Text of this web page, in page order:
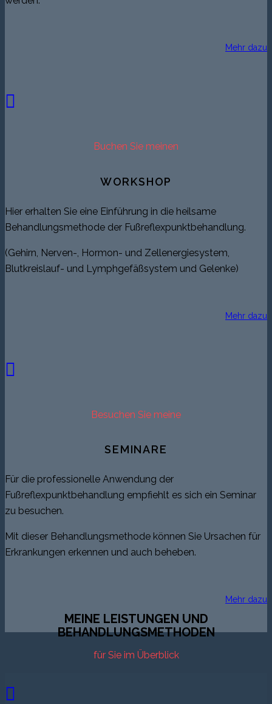
Mehr dazu
Buchen Sie meinen
WORKSHOP
Hier erhalten Sie eine Einführung in die heilsame
Behandlungsmethode der Fußreflexpunktbehandlung.
(Gehirn, Nerven-, Hormon- und Zellenergiesystem,
Blutkreislauf- und Lymphgefäßsystem und Gelenke)
Mehr dazu
Besuchen Sie meine
SEMINARE
Für die professionelle Anwendung der
Fußreflexpunktbehandlung empfiehlt es sich ein Seminar
zu besuchen.
Mit dieser Behandlungsmethode können Sie Ursachen für
Erkrankungen erkennen und auch beheben.
Mehr dazu
MEINE LEISTUNGEN UND
BEHANDLUNGSMETHODEN
für Sie im Überblick